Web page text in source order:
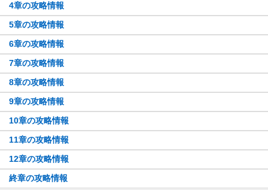
4章の攻略情報
5章の攻略情報
6章の攻略情報
7章の攻略情報
8章の攻略情報
9章の攻略情報
10章の攻略情報
11章の攻略情報
12章の攻略情報
終章の攻略情報